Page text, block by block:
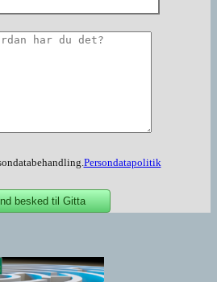
Persondatapolitik